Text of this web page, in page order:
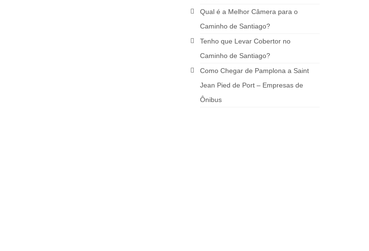
Qual é a Melhor Câmera para o
Caminho de Santiago?
Tenho que Levar Cobertor no
Caminho de Santiago?
Como Chegar de Pamplona a Saint
Jean Pied de Port – Empresas de
Ônibus